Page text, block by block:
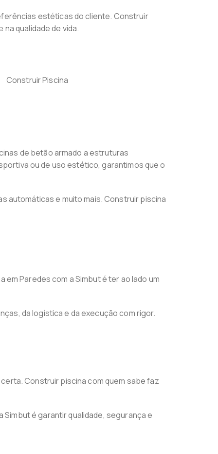
estéticas do cliente. Construir
qualidade de vida.
de betão armado a estruturas
ou de uso estético, garantimos que o
automáticas e muito mais. Construir piscina
Paredes com a Simbut é ter ao lado um
da logística e da execução com rigor.
Construir piscina com quem sabe faz
é garantir qualidade, segurança e